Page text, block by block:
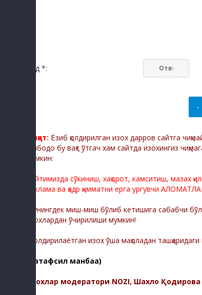
Код *:
Диққат: Ёзиб қолдирилган изох дарров сайтга
Мабодо бу вақт ўтгач хам сайтда изохингиз
мумкин:
Сайтимизда сўкиниш, хақорот, камситиш, мазах
реклама ва қадр қимматни ерга ургувчи
Шунингдек миш-миш бўлиб кетишига сабабчи
изохлардан ўчирилиши мумкин!
-Қолдирилаётган изох ўша мақоладан
(батафсил манбаа)
Изохлар модератори NOZI, Шахло